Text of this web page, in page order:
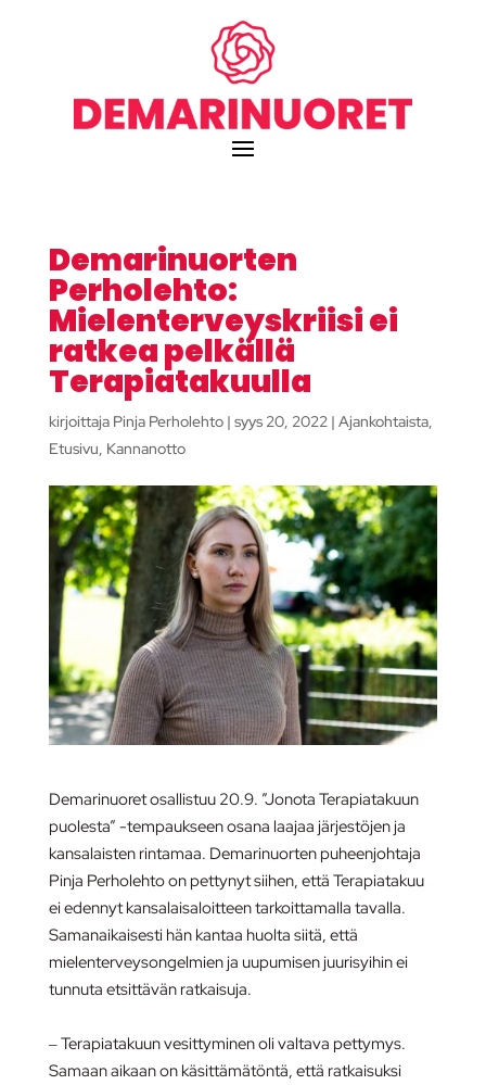
Demarinuorten
Perholehto:
Mielenterveyskriisi ei
ratkea pelkällä
Terapiatakuulla
kirjoittaja Pinja Perholehto| syys 20, 2022| Ajankohtaista,
Etusivu, Kannanotto
Demarinuoret osallistuu 20.9. ”Jonota Terapiatakuun
puolesta” -tempaukseen osana laajaa järjestöjen ja
kansalaisten rintamaa. Demarinuorten puheenjohtaja
Pinja Perholehto on pettynyt siihen, että Terapiatakuu
ei edennyt kansalaisaloitteen tarkoittamalla tavalla.
Samanaikaisesti hän kantaa huolta siitä, että
mielenterveysongelmien ja uupumisen juurisyihin ei
tunnuta etsittävän ratkaisuja.
‒ Terapiatakuun vesittyminen oli valtava pettymys.
Samaan aikaan on käsittämätöntä, että ratkaisuksi